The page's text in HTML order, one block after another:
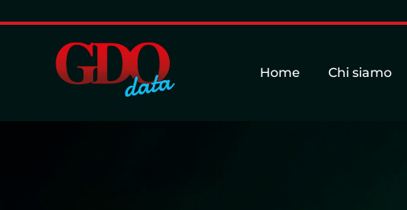
Home Chi siamo